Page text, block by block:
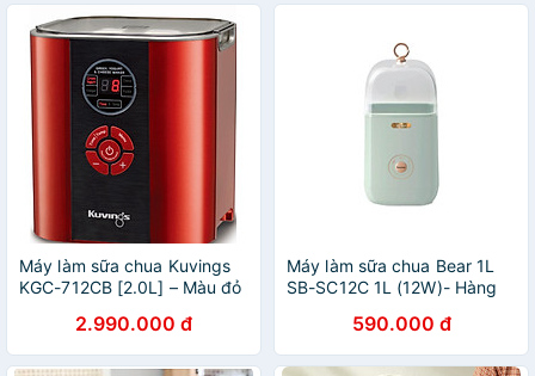
Máy làm sữa chua Kuvings
KGC-712CB [2.0L] – Màu đỏ
2.990.000 đ
Máy làm sữa chua Bear 1L
SB-SC12C 1L (12W)- Hàng
590.000 đ